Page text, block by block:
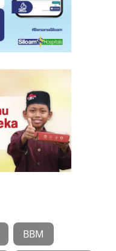
BBM